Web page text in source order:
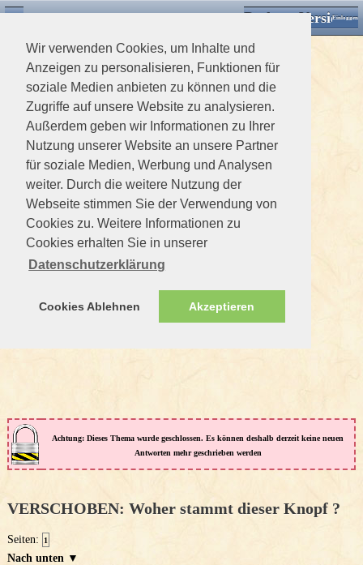
Wir verwenden Cookies, um Inhalte und
Anzeigen zu personalisieren, Funktionen für
soziale Medien anbieten zu können und die
Zugriffe auf unsere Website zu analysieren.
Außerdem geben wir Informationen zu Ihrer
Nutzung unserer Website an unsere Partner
für soziale Medien, Werbung und Analysen
weiter. Durch die weitere Nutzung der
Webseite stimmen Sie der Verwendung von
Cookies zu. Weitere Informationen zu
Cookies erhalten Sie in unserer
Datenschutzerklärung
Cookies Ablehnen Akzeptieren
Desktop VersionEinloggen
Achtung: Dieses Thema wurde geschlossen. Es können deshalb derzeit keine neuen
Antworten mehr geschrieben werden
VERSCHOBEN: Woher stammt dieser Knopf ?
Seiten: 1
Nach unten ▼